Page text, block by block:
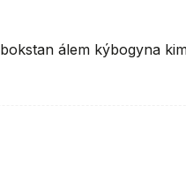
álem kýbogyna